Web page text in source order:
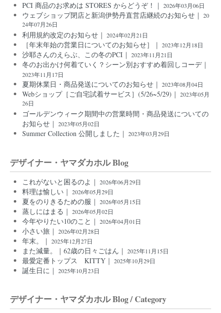
PCI 商品のお求めは STORES からどうぞ！｜ 2026年03月06日
ウェブショップ閉店と新潟伊勢丹直営店継続のお知らせ｜ 20
24年07月26日
利用規約改定のお知らせ｜ 2024年02月21日
［年末年始の営業日についてのお知らせ］｜ 2023年12月18日
沙耶さんのえらぶ、この冬のPCI｜ 2023年11月21日
冬のお出かけ何着ていく？シーン別おすすめ着回しコーデ｜
2023年11月17日
夏期休業日・商品発送についてのお知らせ｜ 2023年08月04日
Webショップ［ご自宅試着サービス］(5/26~5/29)｜ 2023年05月
26日
ゴールデンウィーク期間中の営業時間・商品発送についての
お知らせ｜ 2023年05月02日
Summer Collection 公開しました｜ 2023年03月29日
デザイナー・ヤマダカホル Blog
これがないと困るのよ｜ 2026年06月29日
料理は愉しい｜ 2026年05月29日
夏をのりきるための服｜ 2026年05月15日
蒸しにはまる｜ 2026年05月02日
今年やりたい10のこと｜ 2026年04月01日
小さい旅｜ 2026年02月28日
年末。｜ 2025年12月27日
また減量。｜62歳の日々ごはん｜ 2025年11月15日
最愛定番トップス KITTY｜ 2025年10月29日
誕生日に｜ 2025年10月23日
デザイナー・ヤマダカホル Blog / Category